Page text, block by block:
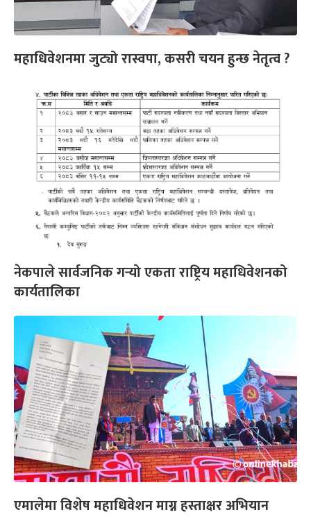
महाधिवेशनमा जुट्यो रास्वपा, कसरी चयन हुन्छ नेतृत्व ?
नेकपाले सार्वजनिक गर्‍यो एकता राष्ट्रिय महाधिवेशनको
कार्यतालिका
एमालेमा विशेष महाधिवेशन माग्न हस्ताक्षर अभियान